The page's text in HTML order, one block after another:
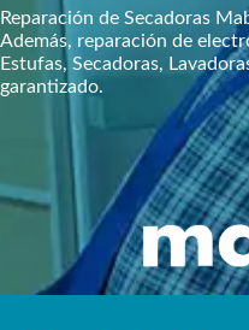
Reparación de Secadoras
Además, reparación de
Estufas, Secadoras,
garantizado.